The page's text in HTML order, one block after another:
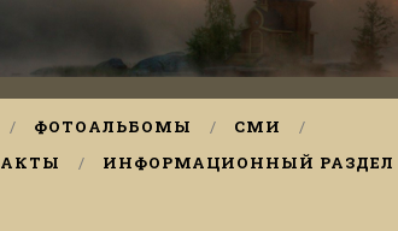
ФОТОАЛЬБОМЫ
СМИ
ИНФОРМАЦИОННЫЙ РАЗДЕЛ